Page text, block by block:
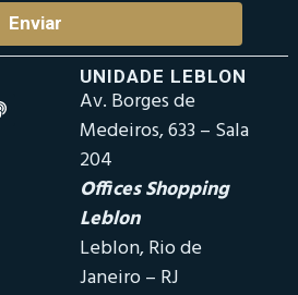
Enviar
UNIDADE LEBLON
Av. Borges de
Medeiros, 633 – Sala
204
Offices Shopping
Leblon
Leblon, Rio de
Janeiro – RJ